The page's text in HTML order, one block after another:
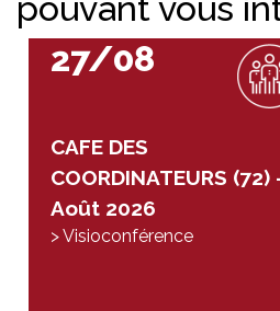
pouvant vous
27/08
CAFE DES
COORDINATEURS (72)
Août 2026
> Visioconférence